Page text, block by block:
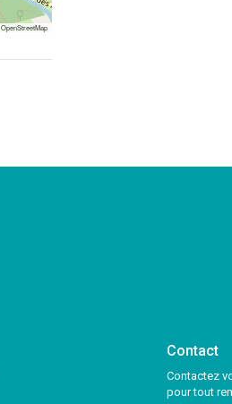
OpenStreetMap
Contact
Contactez
pour tout